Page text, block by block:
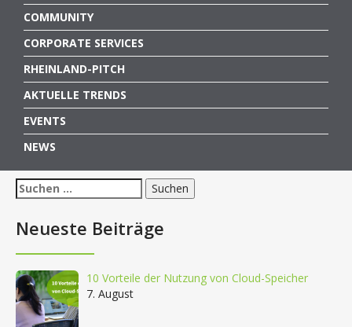
COMMUNITY
CORPORATE SERVICES
RHEINLAND-PITCH
AKTUELLE TRENDS
EVENTS
NEWS
Suchen
nach:
Neueste Beiträge
10 Vorteile der Nutzung von Cloud-Speicher
7. August